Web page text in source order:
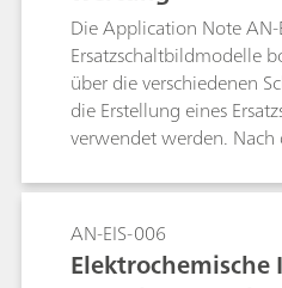
design and optimize
Die Application Note
Ersatzschaltbildmodelle
über die verschiedenen
die Erstellung eines
verwendet werden.
System besteht der
Datenanalyse in der
Modellparameter. Das
nicht linearen
AN-EIS-006